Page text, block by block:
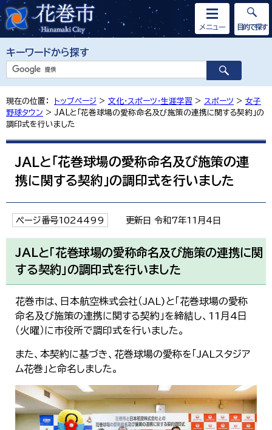
キーワードから探す
メニュー 目的で探す
現在の位置： トップページ > 文化・スポーツ・生涯学習 > スポーツ > 女子
野球タウン > JALと「花巻球場の愛称命名及び施策の連携に関する契約」の
調印式を行いました
JALと「花巻球場の愛称命名及び施策の連
携に関する契約」の調印式を行いました
ページ番号1024499 更新日 令和7年11月4日
JALと「花巻球場の愛称命名及び施策の連携に関
する契約」の調印式を行いました
花巻市は、日本航空株式会社（JAL)と「花巻球場の愛称
命名及び施策の連携に関する契約」を締結し、11月4日
（火曜）に市役所で調印式を行いました。
また、本契約に基づき、花巻球場の愛称を「JALスタジア
ム花巻」と命名しました。